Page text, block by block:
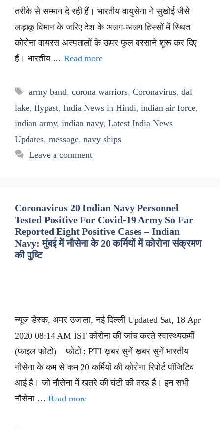
तरीके से सम्मान दे रही हैं। भारतीय वायुसेना ने सुखोई जैसे
लड़ाकू विमान के जरिए देश के अलग-अलग हिस्सों में स्थित
कोरोना वायरस अस्पतालों के ऊपर फूल बरसाने शुरू कर दिए
हैं। भारतीय … Read more
Tags
army band, corona warriors, Coronavirus, dal
lake, flypast, India News in Hindi, indian air force,
indian army, indian navy, Latest India News
Updates, message, navy ships
Leave a comment
Coronavirus 20 Indian Navy Personnel
Tested Positive For Covid-19 Army So Far
Reported Eight Positive Cases – Indian
Navy: मुंबई में नौसेना के 20 कर्मियों में कोरोना संक्रमण
की पुष्टि
न्यूज डेस्क, अमर उजाला, नई दिल्ली Updated Sat, 18 Apr
2020 08:14 AM IST कोरोना की जांच करते स्वास्थ्यकर्मी
(फाइल फोटो) – फोटो : PTI ख़बर सुनें ख़बर सुनें भारतीय
नौसेना के कम से कम 20 कर्मियों की कोरोना रिपोर्ट पॉजिटिव
आई है। जो नौसेना में खतरे की घंटी की तरह है। इन सभी
नौसेना … Read more